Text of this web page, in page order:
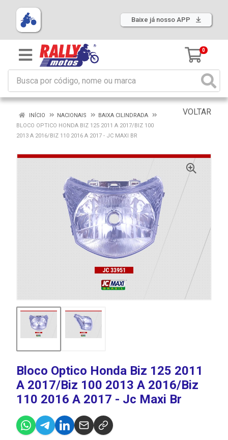
Baixe já nosso APP
0
VOLTAR
INÍCIO NACIONAIS
BAIXA CILINDRADA
BLOCO OPTICO HONDA BIZ 125 2011 A 2017/BIZ 100
2013 A 2016/BIZ 110 2016 A 2017 - JC MAXI BR
Bloco Optico Honda Biz 125 2011
A 2017/Biz 100 2013 A 2016/Biz
110 2016 A 2017 - Jc Maxi Br